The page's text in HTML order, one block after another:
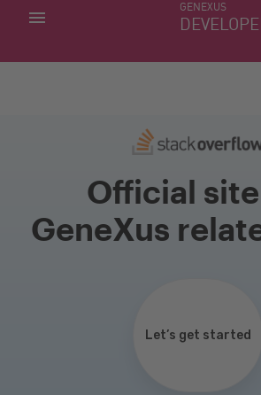
GENEXUS
MINHAS APLICACÕES
Official
GeneXus
Let’s get started